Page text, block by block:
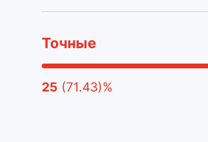
Точные
25 (71.43)%